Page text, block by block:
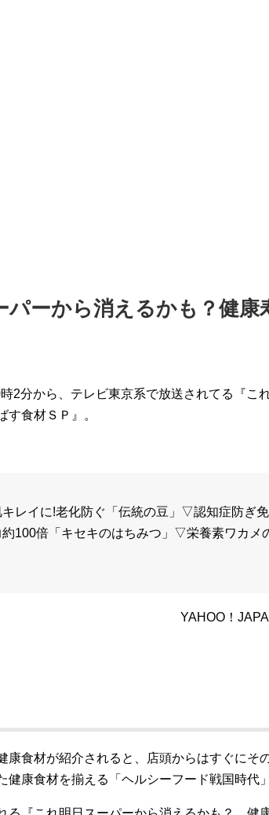
パーから消えるかも？健康
2分から、テレビ東京系で放送されてる『こ
食材ＳＰ』。
キレイに!老化防ぐ「伝統の豆」▽認知症防ぎ
100倍「キセキのはちみつ」▽栄養素ワカメ
YAHOO！
康食材が紹介されると、店頭からはすぐにそ
健康食材を揃える「ヘルシーフード戦国時代